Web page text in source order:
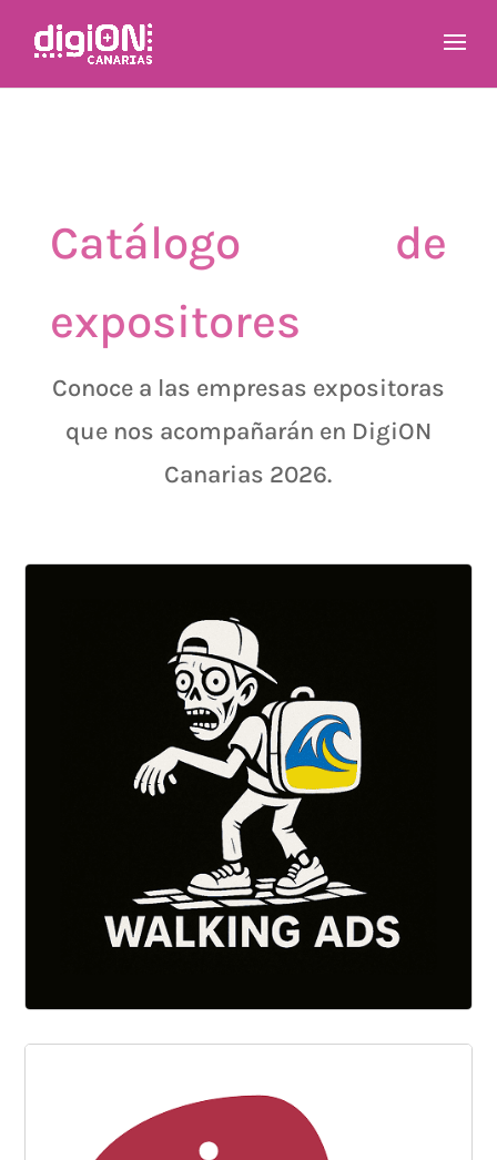
Catálogo de
expositores
Conoce a las empresas expositoras
que nos acompañarán en DigiON
Canarias 2026.